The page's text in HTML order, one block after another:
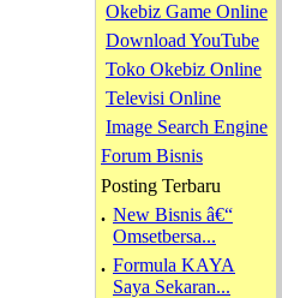
Okebiz Game Online
Download YouTube
Toko Okebiz Online
Televisi Online
Image Search Engine
Forum Bisnis
Posting Terbaru
. New Bisnis â€“
Omsetbersa...
. Formula KAYA
Saya Sekaran...